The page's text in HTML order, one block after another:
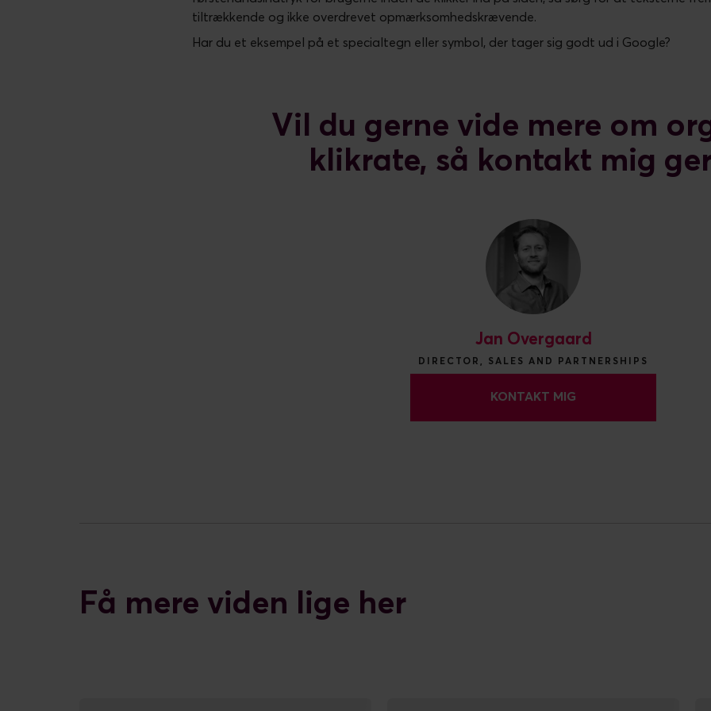
tiltrækkende og ikke overdrevet opmærksomhedskrævende.
Har du et eksempel på et specialtegn eller symbol, der tager sig godt ud i Google?
Vil du gerne vide mere om
klikrate, så kontakt mig
Jan Overgaard
DIRECTOR, SALES AND PARTNERSHIPS
KONTAKT MIG
Få mere viden lige her